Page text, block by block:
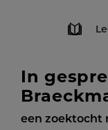
In
een zoektocht